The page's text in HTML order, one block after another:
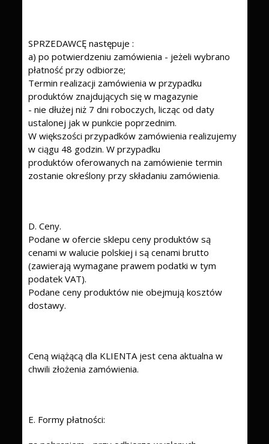
SPRZEDAWCĘ następuje :
a) po potwierdzeniu zamówienia - jeżeli wybrano
płatność przy odbiorze;
Termin realizacji zamówienia w przypadku
produktów znajdujących się w magazynie
- nie dłużej niż 7 dni roboczych, licząc od daty
ustalonej jak w punkcie poprzednim.
W większości przypadków zamówienia realizujemy
w ciągu 48 godzin. W przypadku
produktów oferowanych na zamówienie termin
zostanie określony przy składaniu zamówienia.
D. Ceny.
Podane w ofercie sklepu ceny produktów są
cenami w walucie polskiej i są cenami brutto
(zawierają wymagane prawem podatki w tym
podatek VAT).
Podane ceny produktów nie obejmują kosztów
dostawy.
Ceną wiążącą dla KLIENTA jest cena aktualna w
chwili złożenia zamówienia.
E. Formy płatności: